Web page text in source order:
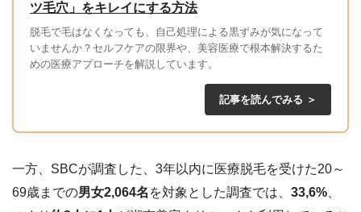
ツ毛穴」をキレイにする方法
脱毛で毛はなくなっても、自己処理による黒ずみが気になって
いませんか？セルフケアの限界や、美容医療で根本解決するた
めの医療アプローチを解説しています。
記事を読んでみる ＞
一方、SBCが調査した、3年以内に医療脱毛を受けた20～
69歳までの男女2,064名 を対象とした調査では、 33,6%